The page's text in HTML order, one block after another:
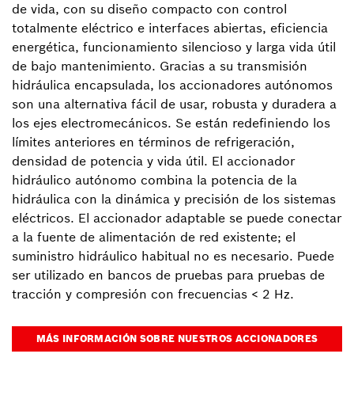
de vida, con su diseño compacto con control
totalmente eléctrico e interfaces abiertas, eficiencia
energética, funcionamiento silencioso y larga vida útil
de bajo mantenimiento. Gracias a su transmisión
hidráulica encapsulada, los accionadores autónomos
son una alternativa fácil de usar, robusta y duradera a
los ejes electromecánicos. Se están redefiniendo los
límites anteriores en términos de refrigeración,
densidad de potencia y vida útil. El accionador
hidráulico autónomo combina la potencia de la
hidráulica con la dinámica y precisión de los sistemas
eléctricos. El accionador adaptable se puede conectar
a la fuente de alimentación de red existente; el
suministro hidráulico habitual no es necesario. Puede
ser utilizado en bancos de pruebas para pruebas de
tracción y compresión con frecuencias < 2 Hz.
MÁS INFORMACIÓN SOBRE NUESTROS ACCIONADORES